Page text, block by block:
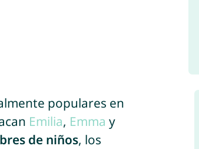
populares en
Emilia, Emma y
de niños, los